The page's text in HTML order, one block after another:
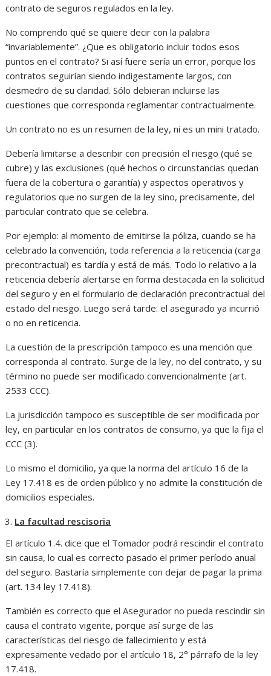
contrato de seguros regulados en la ley.
No comprendo qué se quiere decir con la palabra
“invariablemente”. ¿Que es obligatorio incluir todos esos
puntos en el contrato? Si así fuere sería un error, porque los
contratos seguirían siendo indigestamente largos, con
desmedro de su claridad. Sólo debieran incluirse las
cuestiones que corresponda reglamentar contractualmente.
Un contrato no es un resumen de la ley, ni es un mini tratado.
Debería limitarse a describir con precisión el riesgo (qué se
cubre) y las exclusiones (qué hechos o circunstancias quedan
fuera de la cobertura o garantía) y aspectos operativos y
regulatorios que no surgen de la ley sino, precisamente, del
particular contrato que se celebra.
Por ejemplo: al momento de emitirse la póliza, cuando se ha
celebrado la convención, toda referencia a la reticencia (carga
precontractual) es tardía y está de más. Todo lo relativo a la
reticencia debería alertarse en forma destacada en la solicitud
del seguro y en el formulario de declaración precontractual del
estado del riesgo. Luego será tarde: el asegurado ya incurrió
o no en reticencia.
La cuestión de la prescripción tampoco es una mención que
corresponda al contrato. Surge de la ley, no del contrato, y su
término no puede ser modificado convencionalmente (art.
2533 CCC).
La jurisdicción tampoco es susceptible de ser modificada por
ley, en particular en los contratos de consumo, ya que la fija el
CCC (3).
Lo mismo el domicilio, ya que la norma del artículo 16 de la
Ley 17.418 es de orden público y no admite la constitución de
domicilios especiales.
La facultad rescisoria
El artículo 1.4. dice que el Tomador podrá rescindir el contrato
sin causa, lo cual es correcto pasado el primer período anual
del seguro. Bastaría simplemente con dejar de pagar la prima
(art. 134 ley 17.418).
También es correcto que el Asegurador no pueda rescindir sin
causa el contrato vigente, porque así surge de las
características del riesgo de fallecimiento y está
expresamente vedado por el artículo 18, 2° párrafo de la ley
17.418.